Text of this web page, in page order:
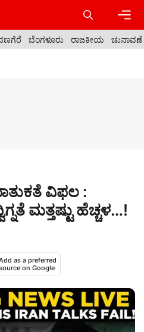
ಬೆಂಗಳೂರು ರಾಜಕೀಯ ಚುನಾವಣೆ
ವಿಫಲ :
ಮತ್ತಷ್ಟು ಹೆಚ್ಚಳ…!
as a preferred
on Google